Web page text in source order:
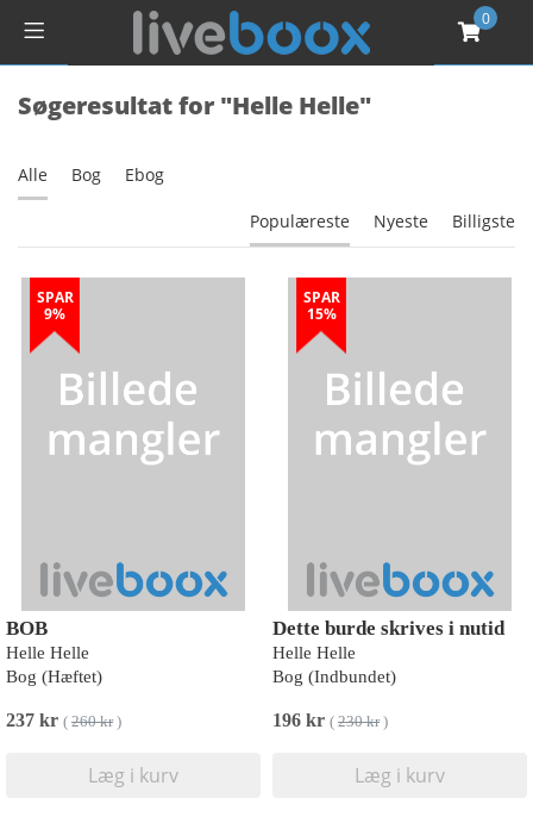
0
Søgeresultat for "Helle Helle"
Alle Bog Ebog
Populæreste Nyeste Billigste
SPAR
9%
BOB
Helle Helle
Bog (Hæftet)
237 kr ( 260 kr)
Læg i kurv
SPAR
15%
Dette burde skrives i nutid
Helle Helle
Bog (Indbundet)
196 kr ( 230 kr)
Læg i kurv